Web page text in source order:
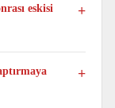
eskisi